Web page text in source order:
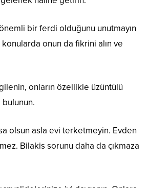
bir ferdi olduğunu unutmayın
onun da fikrini alın ve
onların özellikle üzüntülü
bulunun.
olsun asla evi terketmeyin. Evden
Bilakis sorunu daha da çıkmaza